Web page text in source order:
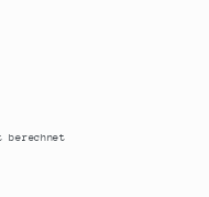
berechnet